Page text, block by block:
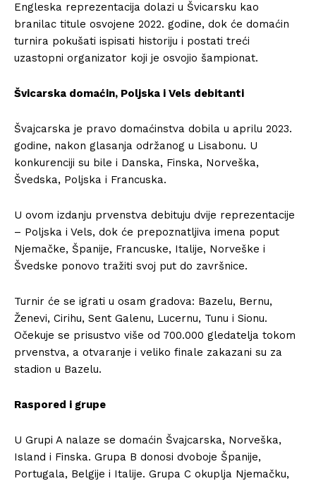
Engleska reprezentacija dolazi u Švicarsku kao
branilac titule osvojene 2022. godine, dok će domaćin
turnira pokušati ispisati historiju i postati treći
uzastopni organizator koji je osvojio šampionat.
Švicarska domaćin, Poljska i Vels debitanti
Švajcarska je pravo domaćinstva dobila u aprilu 2023.
godine, nakon glasanja održanog u Lisabonu. U
konkurenciji su bile i Danska, Finska, Norveška,
Švedska, Poljska i Francuska.
U ovom izdanju prvenstva debituju dvije reprezentacije
– Poljska i Vels, dok će prepoznatljiva imena poput
Njemačke, Španije, Francuske, Italije, Norveške i
Švedske ponovo tražiti svoj put do završnice.
Turnir će se igrati u osam gradova: Bazelu, Bernu,
Ženevi, Cirihu, Sent Galenu, Lucernu, Tunu i Sionu.
Očekuje se prisustvo više od 700.000 gledatelja tokom
prvenstva, a otvaranje i veliko finale zakazani su za
stadion u Bazelu.
Raspored i grupe
U Grupi A nalaze se domaćin Švajcarska, Norveška,
Island i Finska. Grupa B donosi dvoboje Španije,
Portugala, Belgije i Italije. Grupa C okuplja Njemačku,